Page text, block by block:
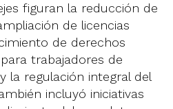
figuran la reducción de
de licencias
de derechos
trabajadores de
la regulación integral del
incluyó iniciativas